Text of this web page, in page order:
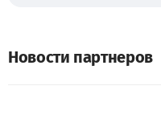
Новости партнеров